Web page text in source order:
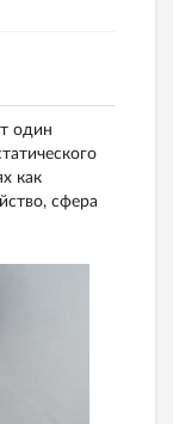
один
как
сфера